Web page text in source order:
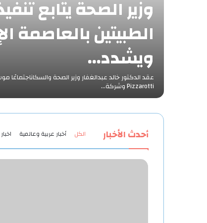
وزير الصحة يتابع
الطبيتين بالعاصمة
ويشدد…
Pizzarotti وشركة…
أحدث الأخبار الكل أخبار عربية وعالمية